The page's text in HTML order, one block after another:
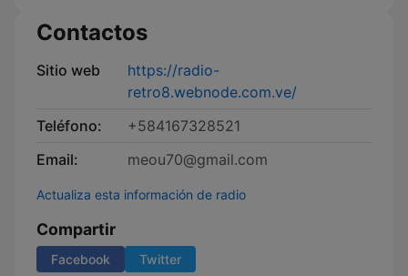
Contactos
Sitio web
https://radio-
retro8.webnode.com.ve/
Teléfono:
+584167328521
Email:
meou70@gmail.com
Actualiza esta información de radio
Compartir
Facebook Twitter